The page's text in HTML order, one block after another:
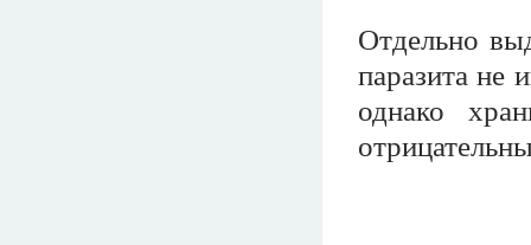
Отдельно
паразита не
однако